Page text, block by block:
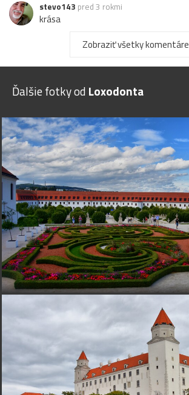
stevo143 pred 3 rokmi
krása
Echinocactuspred 3 rokmi
Zobraziť všetky komentáre
Ďalšie fotky od Loxodonta